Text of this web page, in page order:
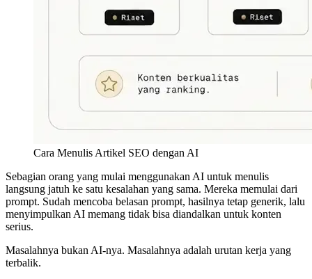
Cara Menulis Artikel SEO dengan AI
Sebagian orang yang mulai menggunakan AI untuk menulis
langsung jatuh ke satu kesalahan yang sama. Mereka memulai dari
prompt. Sudah mencoba belasan prompt, hasilnya tetap generik, lalu
menyimpulkan AI memang tidak bisa diandalkan untuk konten
serius.
Masalahnya bukan AI-nya. Masalahnya adalah urutan kerja yang
terbalik.